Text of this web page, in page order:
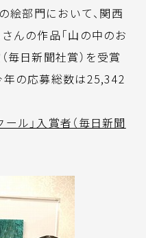
絵部門において、関西
んの作品「山の中のお
毎日新聞社賞）を受賞
年の応募総数は25,342
ル」入賞者（毎日新聞